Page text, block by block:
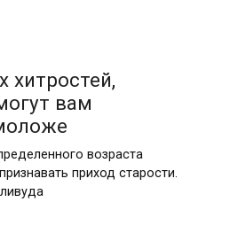
хитростей,
вам
возраста
приход старости.